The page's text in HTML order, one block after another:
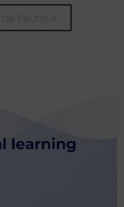
de l'auteur